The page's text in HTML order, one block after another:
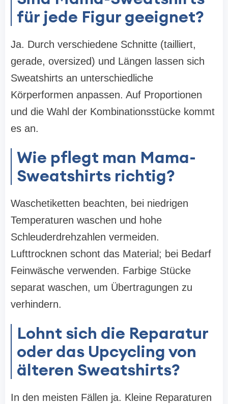
für jede Figur geeignet?
Ja. Durch verschiedene Schnitte (tailliert,
gerade, oversized) und Längen lassen sich
Sweatshirts an unterschiedliche
Körperformen anpassen. Auf Proportionen
und die Wahl der Kombinationsstücke kommt
es an.
Wie pflegt man Mama-
Sweatshirts richtig?
Waschetiketten beachten, bei niedrigen
Temperaturen waschen und hohe
Schleuderdrehzahlen vermeiden.
Lufttrocknen schont das Material; bei Bedarf
Feinwäsche verwenden. Farbige Stücke
separat waschen, um Übertragungen zu
verhindern.
Lohnt sich die Reparatur
oder das Upcycling von
älteren Sweatshirts?
In den meisten Fällen ja. Kleine Reparaturen